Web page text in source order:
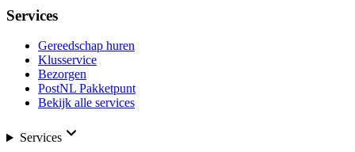
Services
Gereedschap huren
Klusservice
Bezorgen
PostNL Pakketpunt
Bekijk alle services
Services